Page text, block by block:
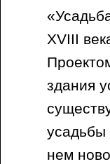
XVIII
здания
усадьбы
нем